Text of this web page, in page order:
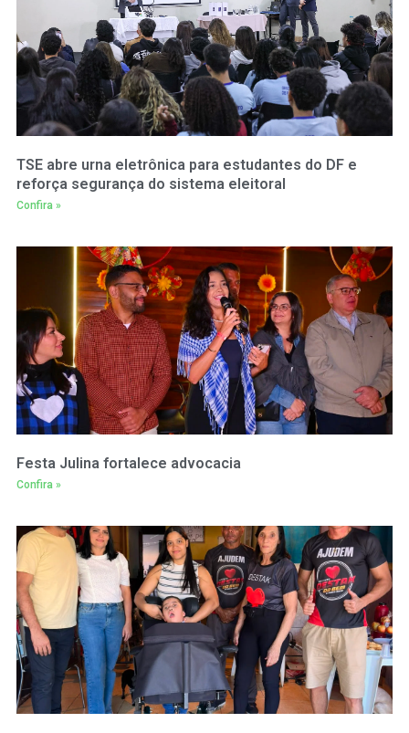
TSE abre urna eletrônica para estudantes do DF e
reforça segurança do sistema eleitoral
Confira »
Festa Julina fortalece advocacia
Confira »